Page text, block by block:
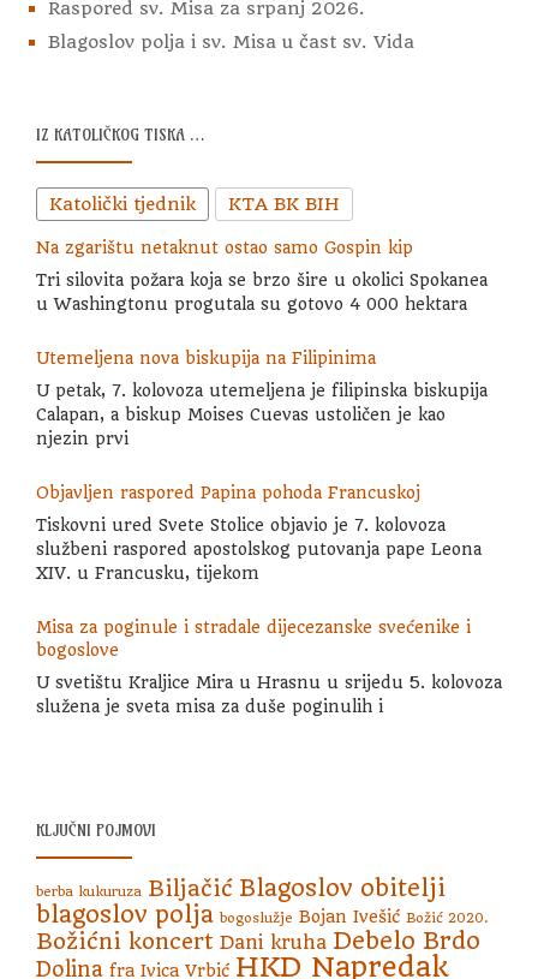
Raspored sv. Misa za srpanj 2026.
Blagoslov polja i sv. Misa u čast sv. Vida
IZ KATOLIČKOG TISKA …
Katolički tjednik KTA BK BIH
Na zgarištu netaknut ostao samo Gospin kip
Tri silovita požara koja se brzo šire u okolici Spokanea
u Washingtonu progutala su gotovo 4 000 hektara
Utemeljena nova biskupija na Filipinima
U petak, 7. kolovoza utemeljena je filipinska biskupija
Calapan, a biskup Moises Cuevas ustoličen je kao
njezin prvi
Objavljen raspored Papina pohoda Francuskoj
Tiskovni ured Svete Stolice objavio je 7. kolovoza
službeni raspored apostolskog putovanja pape Leona
XIV. u Francusku, tijekom
Misa za poginule i stradale dijecezanske svećenike i
bogoslove
U svetištu Kraljice Mira u Hrasnu u srijedu 5. kolovoza
služena je sveta misa za duše poginulih i
KLJUČNI POJMOVI
berba kukuruza Biljačić Blagoslov obitelji
blagoslov polja bogoslužje Bojan Ivešić Božić 2020.
Božićni koncert Dani kruha Debelo Brdo
Dolina fra Ivica Vrbić HKD Napredak